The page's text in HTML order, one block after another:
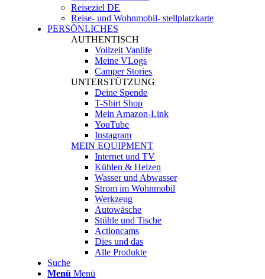
Reiseziel DE
Reise- und Wohnmobil- stellplatzkarte
PERSÖNLICHES
AUTHENTISCH
Vollzeit Vanlife
Meine VLogs
Camper Stories
UNTERSTÜTZUNG
Deine Spende
T-Shirt Shop
Mein Amazon-Link
YouTube
Instagram
MEIN EQUIPMENT
Internet und TV
Kühlen & Heizen
Wasser und Abwasser
Strom im Wohnmobil
Werkzeug
Autowäsche
Stühle und Tische
Actioncams
Dies und das
Alle Produkte
Suche
Menü Menü